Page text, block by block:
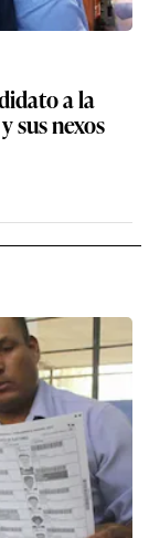
a la
sus nexos